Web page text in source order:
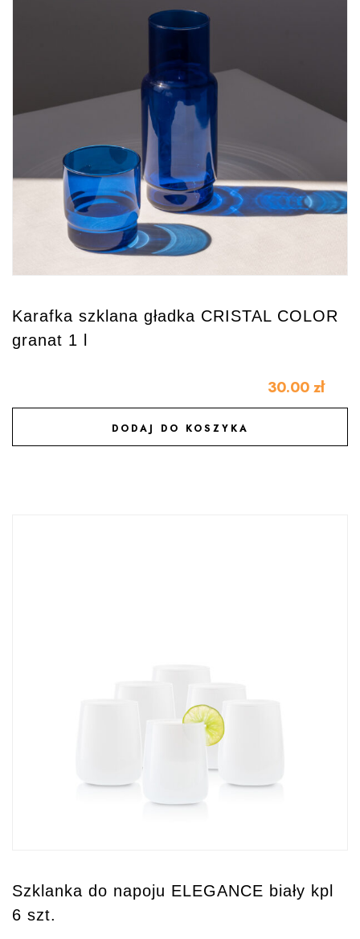
Karafka szklana gładka CRISTAL COLOR
granat 1 l
30.00 zł
DODAJ DO KOSZYKA
DODAJ DO ULUBIONYCH
Szklanka do napoju ELEGANCE biały kpl
6 szt.